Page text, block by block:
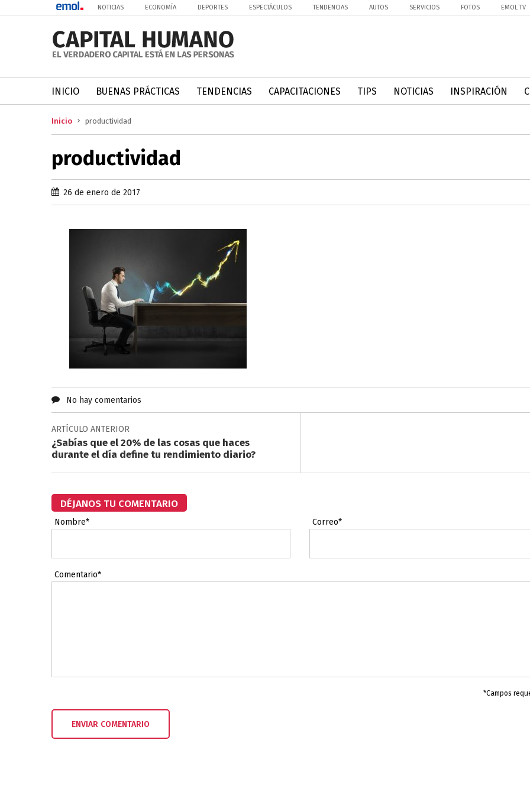
NOTICIAS ECONOMÍA DEPORTES ESPECTÁCULOS TENDENCIAS AUTOS SERVICIOS FOTOS EMOL TV
INICIO BUENAS PRÁCTICAS TENDENCIAS CAPACITACIONES TIPS NOTICIAS INSPIRACIÓN
Inicio productividad
productividad
26 de enero de 2017
No hay comentarios
ARTÍCULO ANTERIOR
¿Sabías que el 20% de las cosas que haces
durante el día define tu rendimiento diario?
DÉJANOS TU COMENTARIO
Nombre* Correo*
Comentario*
*Campos